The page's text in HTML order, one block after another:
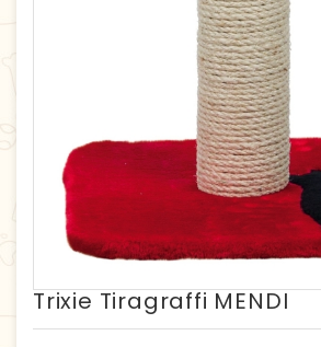
Trixie Tiragraffi MENDI